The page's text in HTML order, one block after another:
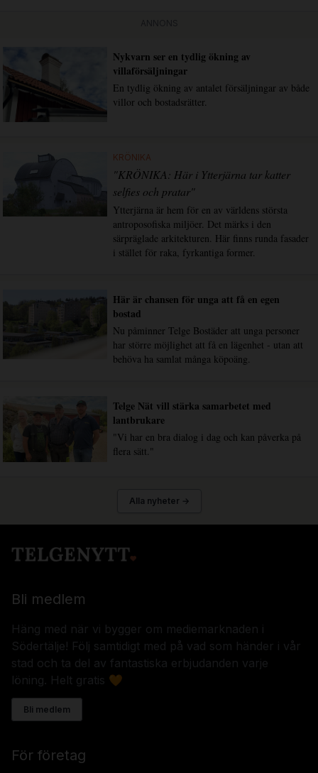
Nykvarn ser en tydlig ökning av
villaförsäljningar
En tydlig ökning av antalet försäljningar av både
villor och bostadsrätter.
KRÖNIKA
"KRÖNIKA: Här i Ytterjärna tar katter
selfies och pratar"
Ytterjärna är hem för en av världens största
antroposofiska miljöer. Det märks i den
särpräglade arkitekturen. Här finns runda fasader
i stället för raka, fyrkantiga former.
Här är chansen för unga att få en egen
bostad
Nu påminner Telge Bostäder att unga personer
har större möjlighet att få en lägenhet - utan att
behöva ha samlat många köpoäng.
Telge Nät vill stärka samarbetet med
lantbrukare
"Vi har en bra dialog i dag och kan påverka på
flera sätt."
Alla nyheter →
Bli medlem
Häng med när vi bygger om mediemarknaden i
Södertälje! Följ samtidigt med på vad som händer i vår
stad och ta del av fantastiska erbjudanden varje
löning. Helt gratis 🧡
Bli medlem
För företag